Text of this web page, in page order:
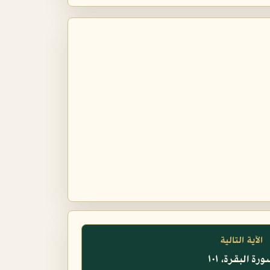
الآية التالية
البقرة، ١٠١